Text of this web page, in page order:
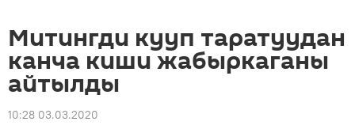
Митингди кууп таратуудан
канча киши жабыркаганы
айтылды
10:28 03.03.2020